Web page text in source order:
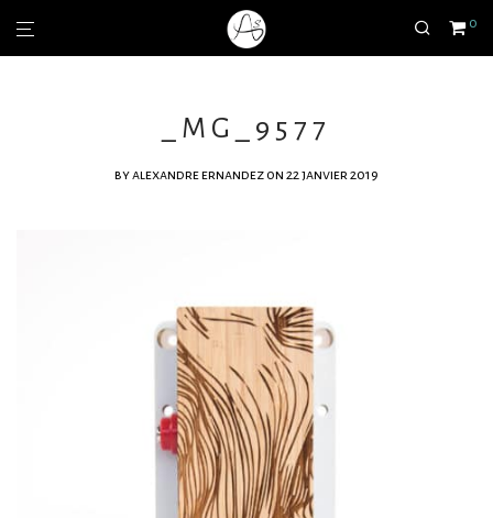
0
_MG_9577
byalexandre ernandez on 22 janvier 2019